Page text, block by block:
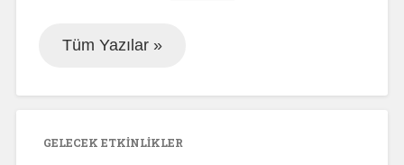
Tüm Yazılar »
GELECEK ETKINLIKLER